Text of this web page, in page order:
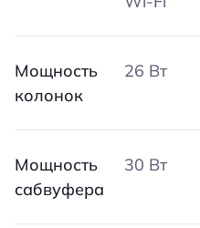
Мощность
колонок
26 Вт
Мощность
сабвуфера
30 Вт